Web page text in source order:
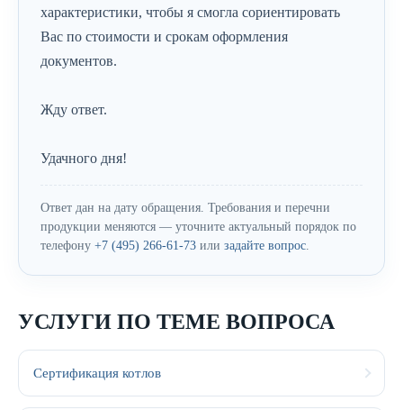
характеристики, чтобы я смогла сориентировать
Вас по стоимости и срокам оформления
документов.
Жду ответ.
Удачного дня!
Ответ дан на дату обращения. Требования и перечни
продукции меняются — уточните актуальный порядок по
телефону +7 (495) 266-61-73 или задайте вопрос.
УСЛУГИ ПО ТЕМЕ ВОПРОСА
Сертификация котлов